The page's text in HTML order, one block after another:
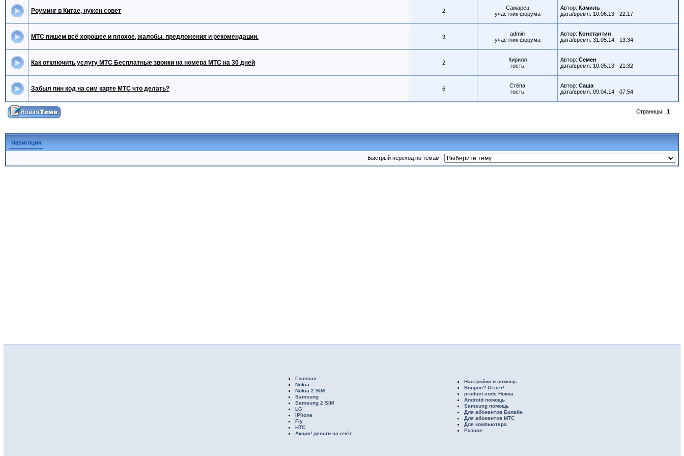
Роуминг в Китае, нужен совет 2
Самарец
участник форума
Автор: Камиль
дата/время: 10.06.13 - 22:17
МТС пишем всё хорошее и плохое, жалобы. предложения и рекомендации. 9
admin
участник форума
Автор: Константин
дата/время: 31.05.14 - 13:34
Как отключить услугу МТС Бесплатные звонки на номера МТС на 30 дней 2
Кирилл
гость
Автор: Семен
дата/время: 10.05.13 - 21:32
Забыл пин код на сим карте МТС что делать? 6
Стёпа
гость
Автор: Саша
дата/время: 09.04.14 - 07:54
Страницы: 1
Навигация
Быстрый переход по темам
Главная
Nokia
Nokia 2 SIM
Samsung
Samsung 2 SIM
LG
iPhone
Fly
HTC
Акция! деньги на счёт
Настройки и помощь
Вопрос? Ответ!
product code Нокиа
Android помощь
Samsung помощь
Для абонентов Билайн
Для абонентов МТС
Для компьютера
Разное